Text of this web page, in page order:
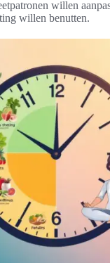
willen
willen benutten.